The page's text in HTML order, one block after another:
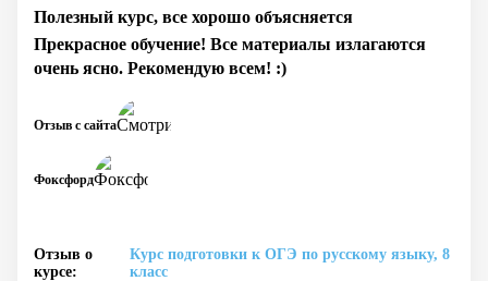
Полезный курс, все хорошо объясняется
Прекрасное обучение! Все материалы излагаются
очень ясно. Рекомендую всем! :)
Фоксфорд
Отзыв с сайта
Отзыв о
курсе:
Курс подготовки к ОГЭ по русскому языку, 8
класс